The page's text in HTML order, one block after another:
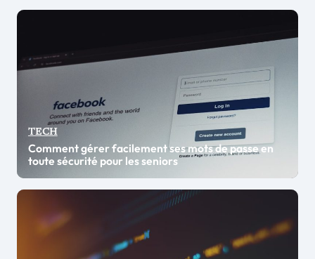
TECH
Comment gérer facilement ses mots de passe en
toute sécurité pour les seniors